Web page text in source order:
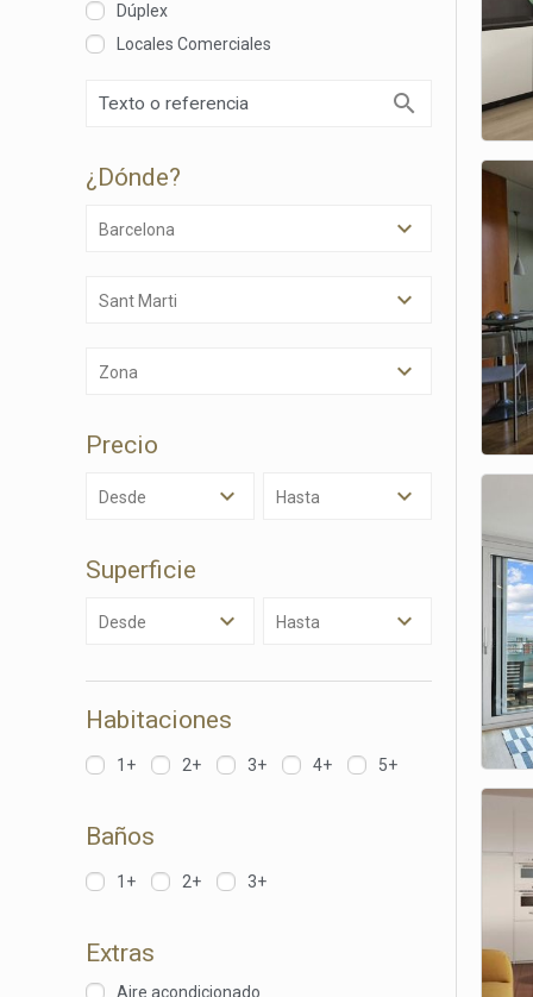
Dúplex
Locales Comerciales
¿dónde?
Barcelona
Sant Marti
Zona
Precio
Desde Hasta
Superficie
Desde Hasta
Habitaciones
1+ 2+ 3+ 4+ 5+
Baños
1+ 2+ 3+
Extras
Aire acondicionado
Este
de la
sitio
los
que
del
Estas
en el